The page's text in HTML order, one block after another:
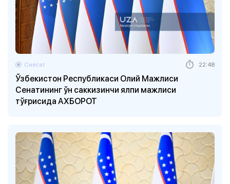
Ўзбекистон Республикаси Олий Мажлиси
Сенатининг ўн саккизинчи ялпи мажлиси
тўғрисида АХБОРОТ
Сиёсат 22:48